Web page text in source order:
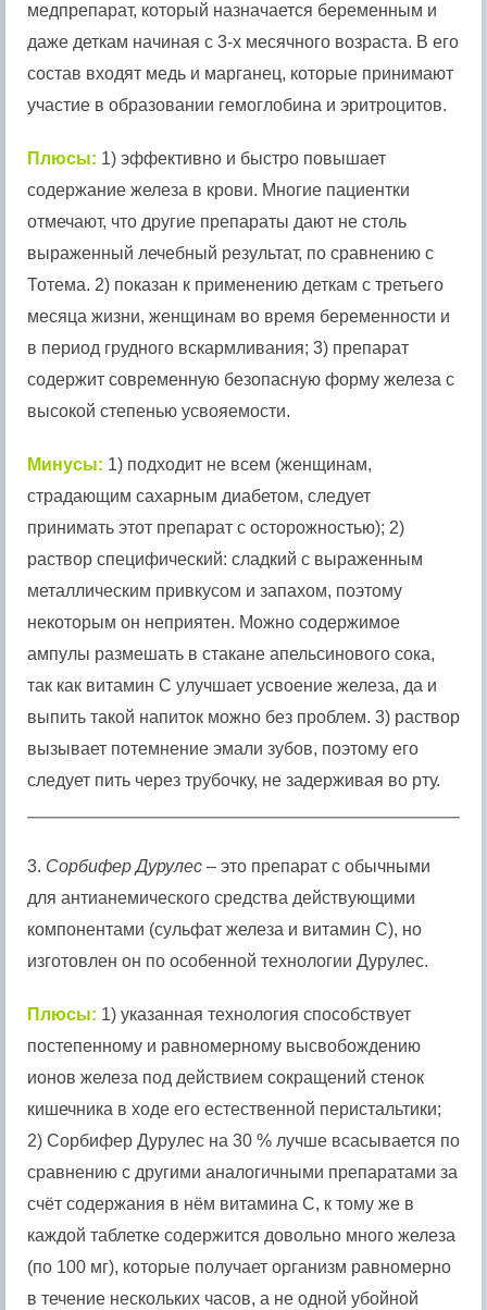
медпрепарат, который назначается беременным и
даже деткам начиная с 3-х месячного возраста. В его
состав входят медь и марганец, которые принимают
участие в образовании гемоглобина и эритроцитов.
Плюсы: 1) эффективно и быстро повышает
содержание железа в крови. Многие пациентки
отмечают, что другие препараты дают не столь
выраженный лечебный результат, по сравнению с
Тотема. 2) показан к применению деткам с третьего
месяца жизни, женщинам во время беременности и
в период грудного вскармливания; 3) препарат
содержит современную безопасную форму железа с
высокой степенью усвояемости.
Минусы: 1) подходит не всем (женщинам,
страдающим сахарным диабетом, следует
принимать этот препарат с осторожностью); 2)
раствор специфический: сладкий с выраженным
металлическим привкусом и запахом, поэтому
некоторым он неприятен. Можно содержимое
ампулы размешать в стакане апельсинового сока,
так как витамин C улучшает усвоение железа, да и
выпить такой напиток можно без проблем. 3) раствор
вызывает потемнение эмали зубов, поэтому его
следует пить через трубочку, не задерживая во рту.
3. Сорбифер Дурулес – это препарат с обычными
для антианемического средства действующими
компонентами (сульфат железа и витамин C), но
изготовлен он по особенной технологии Дурулес.
Плюсы: 1) указанная технология способствует
постепенному и равномерному высвобождению
ионов железа под действием сокращений стенок
кишечника в ходе его естественной перистальтики;
2) Сорбифер Дурулес на 30 % лучше всасывается по
сравнению с другими аналогичными препаратами за
счёт содержания в нём витамина С, к тому же в
каждой таблетке содержится довольно много железа
(по 100 мг), которые получает организм равномерно
в течение нескольких часов, а не одной убойной